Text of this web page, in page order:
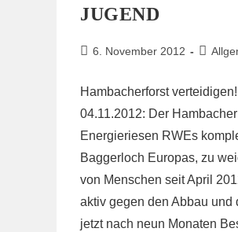
JUGEND
Beitrag
6. November 2012
Hambacherforst
04.11.2012: Der
Energieriesen RWEs
Baggerloch Europas, zu
von Menschen seit April
aktiv gegen den Abbau und
jetzt nach neun Monaten